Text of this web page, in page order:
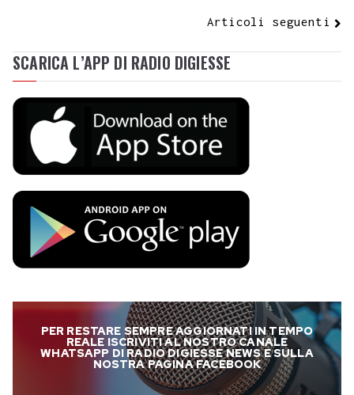
Articoli seguenti
SCARICA L’APP DI RADIO DIGIESSE
PER RESTARE SEMPRE AGGIORNATI IN TEMPO
REALE ISCRIVITI AL NOSTRO CANALE
WHATSAPP DI RADIO DIGIESSE NEWS E SULLA
NOSTRA PAGINA FACEBOOK